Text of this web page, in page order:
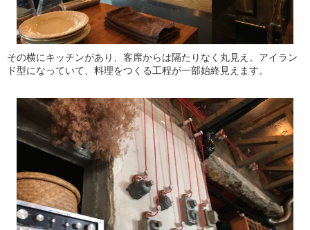
その横にキッチンがあり、客席からは隔たりなく丸見え。アイラン
ド型になっていて、料理をつくる工程が一部始終見えます。